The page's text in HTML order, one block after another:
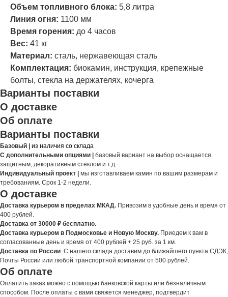
Объем топливного блока: 5,8 литра
Линия огня: 1100 мм
Время горения: до 4 часов
Вес: 41 кг
Материал: сталь, нержавеющая сталь
Комплектация: биокамин, инструкция, крепежные
болты, стекла на держателях, кочерга
Варианты поставки
О доставке
Об оплате
Варианты поставки
Базовый | из наличия со склада
С дополнительными опциями | базовый вариант на выбор оснащается
защитным, декоративным стеклом и т.д.
Индивидуальный проект | мы изготавливаем камин по вашим размерам и
требованиям. Срок 1-2 недели.
О доставке
Доставка курьером в пределах МКАД. Привозим в удобные день и время от
400 рублей.
Доставка от 30000 ₽ бесплатно.
Доставка курьером в Подмосковье и Новую Москву. Приедем к вам в
согласованные день и время от 400 рублей + 25 руб. за 1 км.
Доставка по России. С нашего склада доставим до ближайшего пункта СДЭК,
Почты России или любой транспортной компании от 500 рублей.
Об оплате
Оплатить заказ можно с помощью банковской карты или безналичным
способом. После оплаты с вами свяжется менеджер, подтвердит